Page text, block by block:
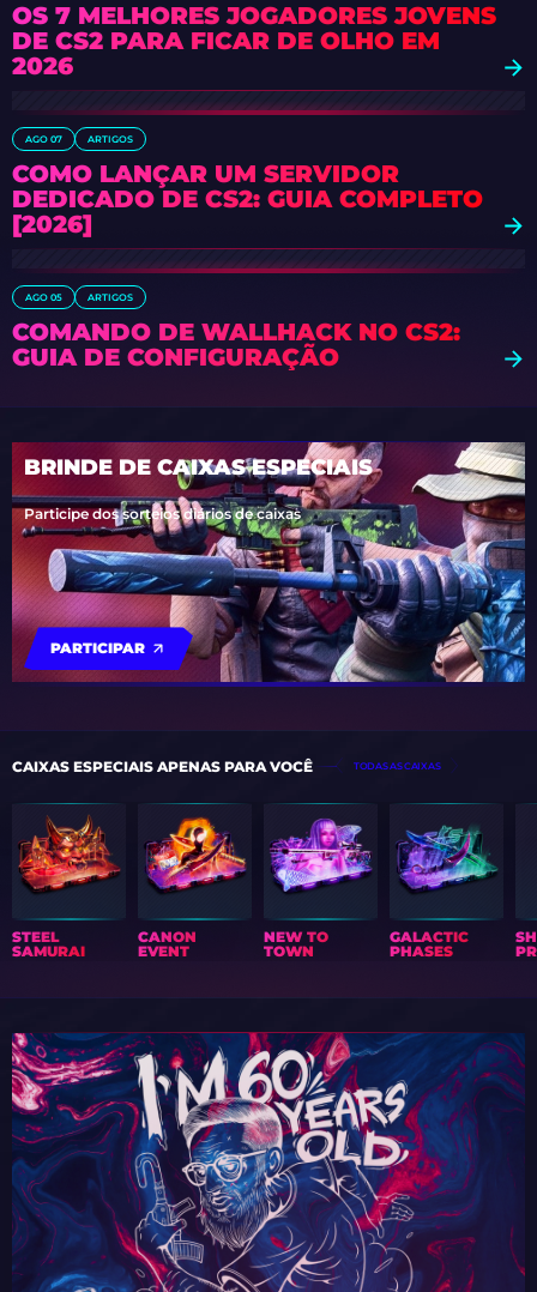
OS 7 MELHORES JOGADORES JOVENS
DE CS2 PARA FICAR DE OLHO EM
2026
AGO 07 ARTIGOS
COMO LANÇAR UM SERVIDOR
DEDICADO DE CS2: GUIA COMPLETO
[2026]
AGO 05 ARTIGOS
COMANDO DE WALLHACK NO CS2:
GUIA DE CONFIGURAÇÃO
BRINDE DE CAIXAS ESPECIAIS
Participe dos sorteios diários de caixas
PARTICIPAR
CAIXAS ESPECIAIS APENAS PARA VOCÊ TODAS AS CAIXAS
STEEL
SAMURAI
CANON
EVENT
NEW TO
TOWN
GALACTIC
PHASES